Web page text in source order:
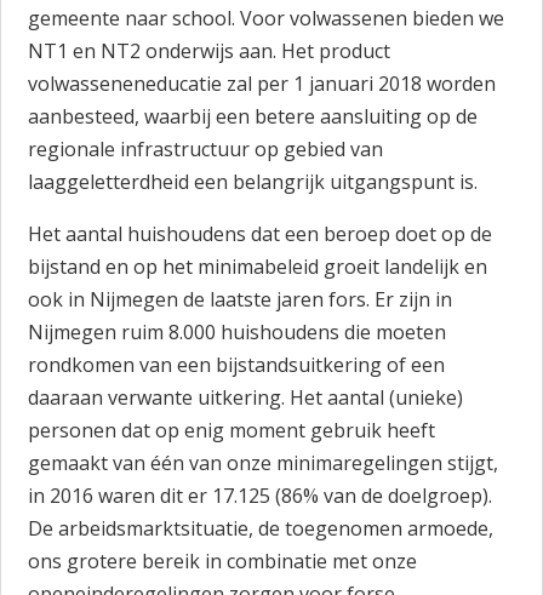
gemeente naar school. Voor volwassenen bieden we
NT1 en NT2 onderwijs aan. Het product
volwasseneneducatie zal per 1 januari 2018 worden
aanbesteed, waarbij een betere aansluiting op de
regionale infrastructuur op gebied van
laaggeletterdheid een belangrijk uitgangspunt is.
Het aantal huishoudens dat een beroep doet op de
bijstand en op het minimabeleid groeit landelijk en
ook in Nijmegen de laatste jaren fors. Er zijn in
Nijmegen ruim 8.000 huishoudens die moeten
rondkomen van een bijstandsuitkering of een
daaraan verwante uitkering. Het aantal (unieke)
personen dat op enig moment gebruik heeft
gemaakt van één van onze minimaregelingen stijgt,
in 2016 waren dit er 17.125 (86% van de doelgroep).
De arbeidsmarktsituatie, de toegenomen armoede,
ons grotere bereik in combinatie met onze